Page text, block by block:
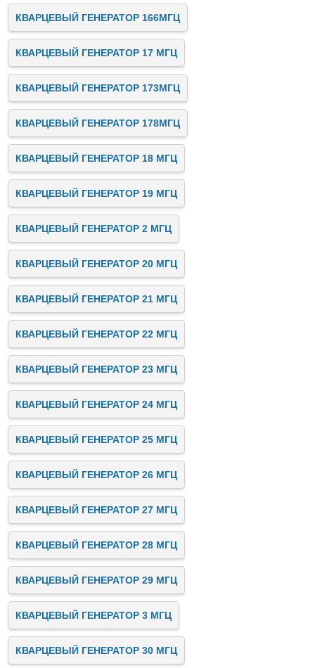
КВАРЦЕВЫЙ ГЕНЕРАТОР 166МГЦ
КВАРЦЕВЫЙ ГЕНЕРАТОР 17 МГЦ
КВАРЦЕВЫЙ ГЕНЕРАТОР 173МГЦ
КВАРЦЕВЫЙ ГЕНЕРАТОР 178МГЦ
КВАРЦЕВЫЙ ГЕНЕРАТОР 18 МГЦ
КВАРЦЕВЫЙ ГЕНЕРАТОР 19 МГЦ
КВАРЦЕВЫЙ ГЕНЕРАТОР 2 МГЦ
КВАРЦЕВЫЙ ГЕНЕРАТОР 20 МГЦ
КВАРЦЕВЫЙ ГЕНЕРАТОР 21 МГЦ
КВАРЦЕВЫЙ ГЕНЕРАТОР 22 МГЦ
КВАРЦЕВЫЙ ГЕНЕРАТОР 23 МГЦ
КВАРЦЕВЫЙ ГЕНЕРАТОР 24 МГЦ
КВАРЦЕВЫЙ ГЕНЕРАТОР 25 МГЦ
КВАРЦЕВЫЙ ГЕНЕРАТОР 26 МГЦ
КВАРЦЕВЫЙ ГЕНЕРАТОР 27 МГЦ
КВАРЦЕВЫЙ ГЕНЕРАТОР 28 МГЦ
КВАРЦЕВЫЙ ГЕНЕРАТОР 29 МГЦ
КВАРЦЕВЫЙ ГЕНЕРАТОР 3 МГЦ
КВАРЦЕВЫЙ ГЕНЕРАТОР 30 МГЦ